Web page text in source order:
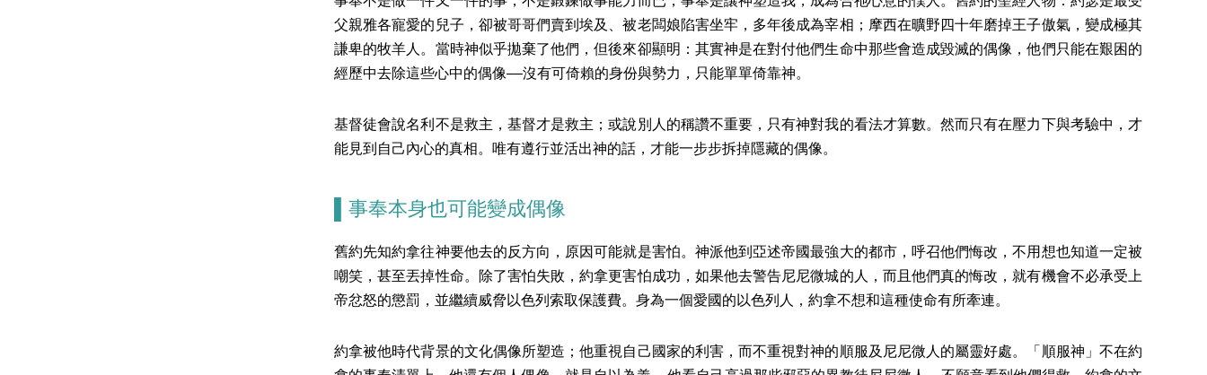
父親雅各寵愛的兒子，卻被哥哥們賣到埃及、被老闆娘陷害坐牢，多年後成為宰相；摩西在曠野四十年磨掉王子傲氣，變成極其
謙卑的牧羊人。當時神似乎拋棄了他們，但後來卻顯明：其實神是在對付他們生命中那些會造成毀滅的偶像，他們只能在艱困的
經歷中去除這些心中的偶像––沒有可倚賴的身份與勢力，只能單單倚靠神。
基督徒會說名利不是救主，基督才是救主；或說別人的稱讚不重要，只有神對我的看法才算數。然而只有在壓力下與考驗中，才
能見到自己內心的真相。唯有遵行並活出神的話，才能一步步拆掉隱藏的偶像。
▌事奉本身也可能變成偶像
舊約先知約拿往神要他去的反方向，原因可能就是害怕。神派他到亞述帝國最強大的都市，呼召他們悔改，不用想也知道一定被
嘲笑，甚至丟掉性命。除了害怕失敗，約拿更害怕成功，如果他去警告尼尼微城的人，而且他們真的悔改，就有機會不必承受上
帝忿怒的懲罰，並繼續威脅以色列索取保護費。身為一個愛國的以色列人，約拿不想和這種使命有所牽連。
約拿被他時代背景的文化偶像所塑造；他重視自己國家的利害，而不重視對神的順服及尼尼微人的屬靈好處。「順服神」不在約